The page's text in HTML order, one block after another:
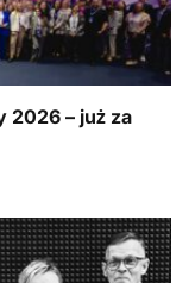
2026 – już za